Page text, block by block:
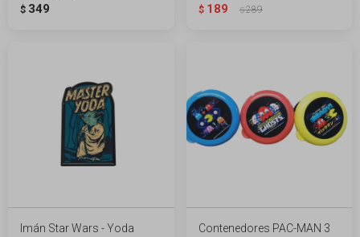
$ 349 $ 189 $289
Imán Star Wars - Yoda
Contenedores PAC-MAN 3